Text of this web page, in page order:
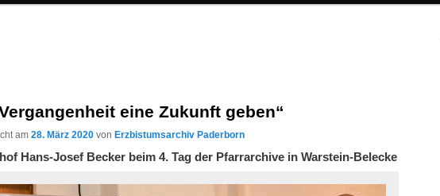
eine Zukunft geben“
am28. März 2020 vonErzbistumsarchiv Paderborn
Hans-Josef Becker beim 4. Tag der Pfarrarchive in Warstein-Belecke